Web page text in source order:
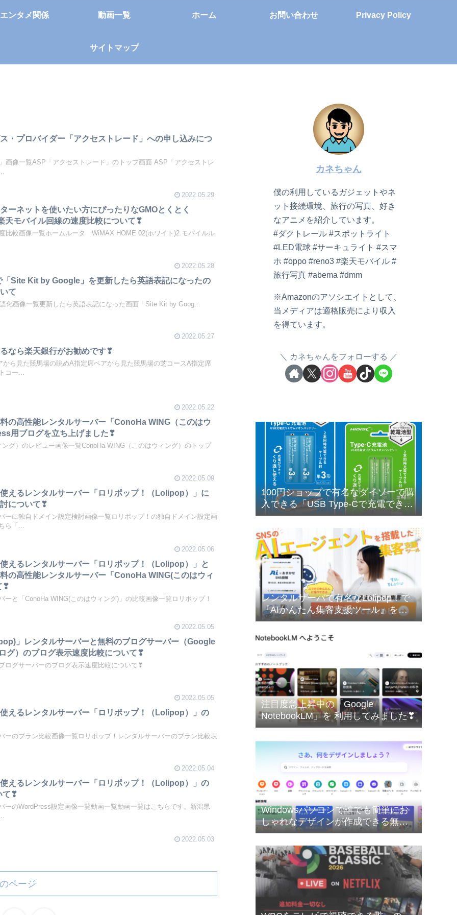
エンタメ関係 動画一覧 ホーム お問い合わせ Privacy Policy
サイトマップ
・プロバイダー「アクセストレード」への申し込みにつ
画像一覧ASP「アクセストレード」のトップ画面 ASP「アクセストレ
2022.05.29
ーネットを使いたい方にぴったりなGMOとくとく
天モバイル回線の速度比較について❣
比較画像一覧ホームルータ WiMAX HOME 02(ホワイト)2.モバイルル
2022.05.28
「Site Kit by Google」を更新したら英語表記になったの
て
化画像一覧更新したら英語表記になった画面「Site Kit by Goog...
2022.05.27
なら楽天銀行がお勧めです❣
ら見た競馬場の眺めA指定席ペアから見た競馬場の芝コースA指定席
コー...
2022.05.22
の高性能レンタルサーバー「ConoHa WING（このはウ
用ブログを立ち上げました❣
グ）のレビュー画像一覧ConoHa WING（このはウィング）のトップ
2022.05.09
えるレンタルサーバー「ロリポップ！（Lolipop）」に
について❣
ーに独自ドメイン設定検討画像一覧ロリポップ！の独自ドメイン設定画
ら「...
2022.05.06
えるレンタルサーバー「ロリポップ！（Lolipop）」と
の高性能レンタルサーバー「ConoHa WING(このはウィ
❣
ーと「ConoHa WING(このはウィング)」の比較画像一覧ロリポップ！
2022.05.05
」レンタルサーバーと無料のブログサーバー（Google
グ）のブログ表示速度比較について❣
ログサーバーのブログ表示速度比較について❣
2022.05.05
えるレンタルサーバー「ロリポップ！（Lolipop）」の
ーのプラン比較画像一覧ロリポップ！レンタルサーバーのプラン比較表
2022.05.04
えるレンタルサーバー「ロリポップ！（Lolipop）」の
て❣
ーのWordPress設定画像一覧動画一覧動画一覧はこちらです。新潟県
2022.05.03
ページ
カネちゃん
僕の利用しているガジェットやネ
ット接続環境、旅行の写真、好き
なアニメを紹介しています。
#ダクトレール #スポットライト
#LED電球 #サーキュライト #スマ
ホ #oppo #reno3 #楽天モバイル #
旅行写真 #abema #dmm
※Amazonのアソシエイトとして、
当メディアは適格販売により収入
を得ています。
カネちゃんをフォローする
100円ショップで有名なダイソーで購
入できる「USB Type-Cで充電できる
乾電池型バッテリー」の購入検討に
ついて❣
レンタルサーバで有名なLolipop！で
『AIかんたん集客支援ツール』を無
料でお試しできます❣
注目度急上昇中の「Google
NotebookLM」を 利用してみました❣
Windowsパソコンで誰でも簡単にお
しゃれなデザインが作成できる無料
のオンライングラフィックデザイン
ツールのCanva（キャンバ）を使って
みたした❣